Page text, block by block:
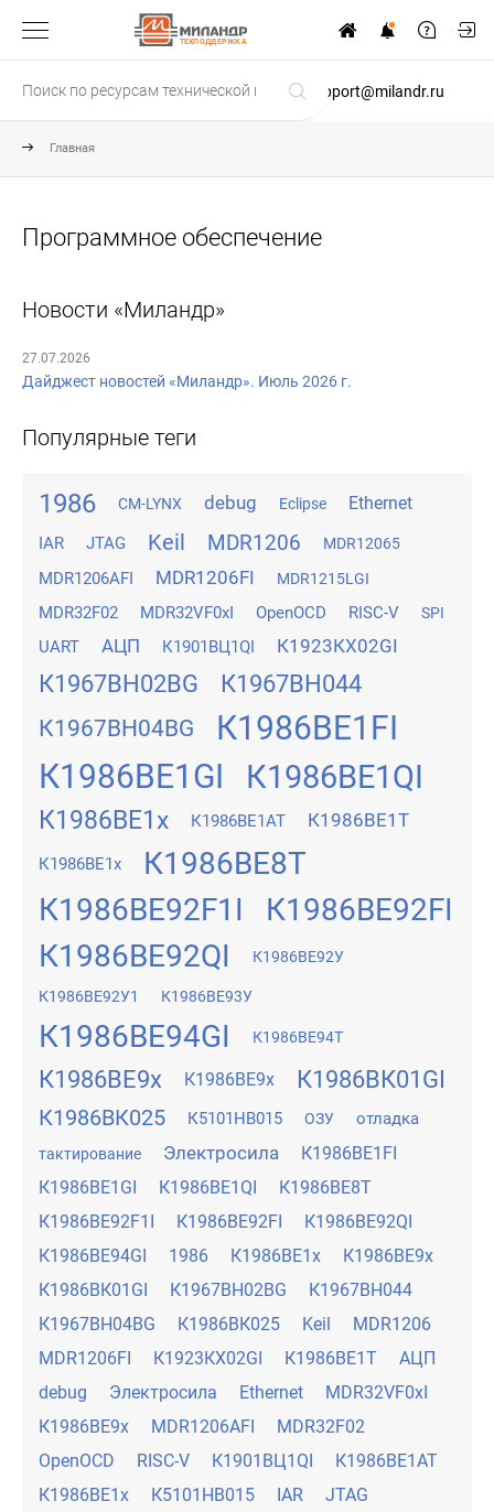
ТЕХПОДДЕРЖКА
support@milandr.ru
Главная
Программное обеспечение
Новости «Миландр»
27.07.2026
Дайджест новостей «Миландр». Июль 2026 г.
Популярные теги
1986 CM-LYNX debug Eclipse Ethernet
IAR JTAG Keil MDR1206 MDR12065
MDR1206AFI MDR1206FI MDR1215LGI
MDR32F02 MDR32VF0xI OpenOCD RISC-V SPI
UART АЦП К1901ВЦ1QI К1923КХ02GI
К1967ВН02BG К1967ВН044
К1967ВН04BG
К1986ВЕ1FI
К1986ВЕ1GI
К1986ВЕ1QI
К1986ВЕ1x К1986ВЕ1АТ К1986ВЕ1Т
К1986ВЕ1х
К1986ВЕ8Т
К1986ВЕ92F1I
К1986ВЕ92FI
К1986ВЕ92QI
К1986ВЕ92У
К1986ВЕ92У1 К1986ВЕ93У
К1986ВЕ94GI К1986ВЕ94Т
К1986ВЕ9x К1986ВЕ9х К1986ВК01GI
К1986ВК025 К5101НВ015 ОЗУ отладка
тактирование Электросила
К1986ВЕ1FI
К1986ВЕ1GI
К1986ВЕ1QI
К1986ВЕ8Т
К1986ВЕ92F1I
К1986ВЕ92FI
К1986ВЕ92QI
К1986ВЕ94GI
1986 К1986ВЕ1x
К1986ВЕ9x
К1986ВК01GI
К1967ВН02BG
К1967ВН044
К1967ВН04BG
К1986ВК025 Keil
MDR1206
MDR1206FI
К1923КХ02GI К1986ВЕ1Т
АЦП
debug
Электросила Ethernet
MDR32VF0xI
К1986ВЕ9х
MDR1206AFI
MDR32F02
OpenOCD
RISC-V К1901ВЦ1QI
К1986ВЕ1АТ
К1986ВЕ1х
К5101НВ015 IAR
JTAG